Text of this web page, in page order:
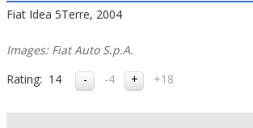
Fiat Idea 5Terre, 2004
Images: Fiat Auto S.p.A.
Rating: 14 -4 +18